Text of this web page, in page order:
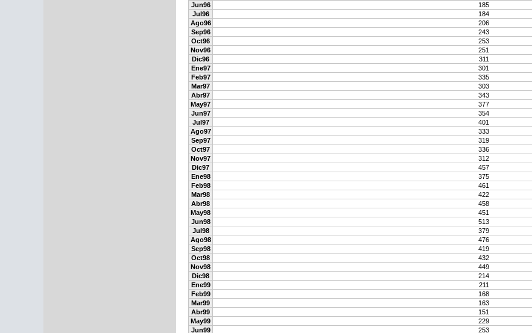
Jun96
185
Jul96
184
Ago96
206
Sep96
243
Oct96
253
Nov96
251
Dic96
311
Ene97
301
Feb97
335
Mar97
303
Abr97
343
May97
377
Jun97
354
Jul97
401
Ago97
333
Sep97
319
Oct97
336
Nov97
312
Dic97
457
Ene98
375
Feb98
461
Mar98
422
Abr98
458
May98
451
Jun98
513
Jul98
379
Ago98
476
Sep98
419
Oct98
432
Nov98
449
Dic98
214
Ene99
211
Feb99
168
Mar99
163
Abr99
151
May99
229
Jun99
253